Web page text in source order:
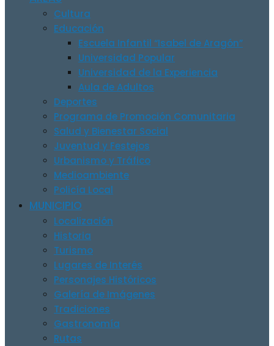
Cultura
Educación
Escuela Infantil “Isabel de Aragón”
Universidad Popular
Universidad de la Experiencia
Aula de Adultos
Deportes
Programa de Promoción Comunitaria
Salud y Bienestar Social
Juventud y Festejos
Urbanismo y Tráfico
Medioambiente
Policía Local
MUNICIPIO
Localización
Historia
Turismo
Lugares de Interés
Personajes Históricos
Galería de Imágenes
Tradiciones
Gastronomía
Rutas